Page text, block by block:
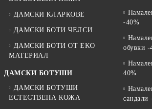
Зимата може да бъде тежка и обувките ви се
предизвикателства. Затова в нашия сайт
голям избор от аксесоари и продукти за
си, като импрегнанти, бои, гъби и мокри
Поддържайте своята обувка в перфектно
наслаждавайте на новия си чифт обувки през
ДАМСКИ КЛАРКОВЕ
ДАМСКИ БОТИ ЧЕЛСИ
ДАМСКИ БОТИ ОТ EKO
МАТЕРИАЛ
ДАМСКИ БОТУШИ
ДАМСКИ БОТУШИ
ЕСТЕСТВЕНА КОЖА
-40%
обувки -
40%
сандали